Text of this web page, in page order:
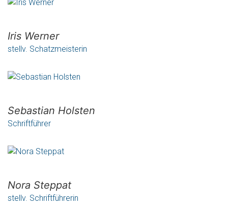
Iris Werner
stellv. Schatzmeisterin
Sebastian Holsten
Schriftführer
Nora Steppat
stellv. Schriftführerin